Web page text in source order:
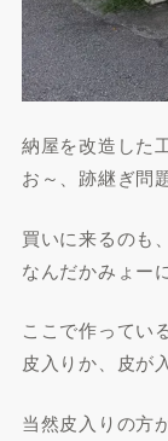
納屋を改造した
お～、跡継ぎ問
買いに来るのも
なんだかみょー
ここで作ってい
皮入りか、皮が
当然皮入りの方